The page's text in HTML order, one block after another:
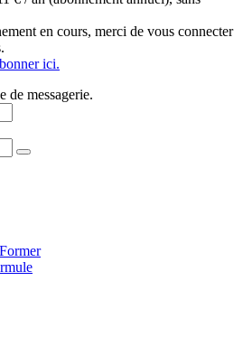
en cours, merci de vous connecter
ici.
de messagerie.
Former